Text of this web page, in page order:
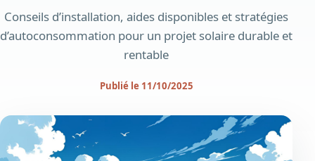
Conseils d’installation, aides disponibles et stratégies
d’autoconsommation pour un projet solaire durable et
rentable
Publié le 11/10/2025